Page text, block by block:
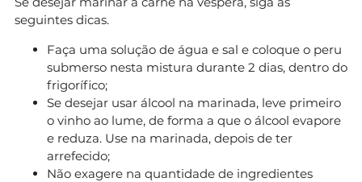
seguintes dicas.
Faça uma solução de água e sal e coloque o peru
submerso nesta mistura durante 2 dias, dentro do
frigorífico;
Se desejar usar álcool na marinada, leve primeiro
o vinho ao lume, de forma a que o álcool evapore
e reduza. Use na marinada, depois de ter
arrefecido;
Não exagere na quantidade de ingredientes